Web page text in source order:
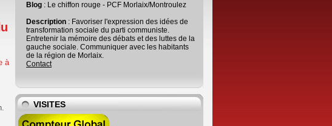
Blog : Le chiffon rouge - PCF Morlaix/Montroulez
Description : Favoriser l'expression des idées de
transformation sociale du parti communiste.
Entretenir la mémoire des débats et des luttes de la
gauche sociale. Communiquer avec les habitants
de la région de Morlaix.
Contact
VISITES